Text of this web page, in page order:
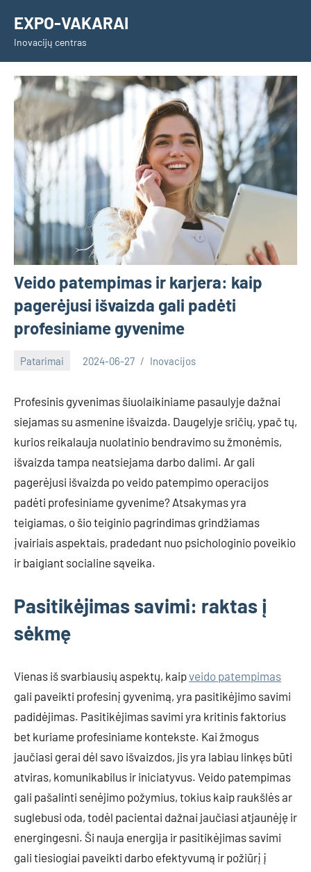
content
EXPO-VAKARAI
Inovacijų centras
Veido patempimas ir karjera: kaip
pagerėjusi išvaizda gali padėti
profesiniame gyvenime
Patarimai 2024-06-27 Inovacijos
Profesinis gyvenimas šiuolaikiniame pasaulyje dažnai
siejamas su asmenine išvaizda. Daugelyje sričių, ypač tų,
kurios reikalauja nuolatinio bendravimo su žmonėmis,
išvaizda tampa neatsiejama darbo dalimi. Ar gali
pagerėjusi išvaizda po veido patempimo operacijos
padėti profesiniame gyvenime? Atsakymas yra
teigiamas, o šio teiginio pagrindimas grindžiamas
įvairiais aspektais, pradedant nuo psichologinio poveikio
ir baigiant socialine sąveika.
Pasitikėjimas savimi: raktas į
sėkmę
Vienas iš svarbiausių aspektų, kaipveido patempimas
gali paveikti profesinį gyvenimą, yra pasitikėjimo savimi
padidėjimas. Pasitikėjimas savimi yra kritinis faktorius
bet kuriame profesiniame kontekste. Kai žmogus
jaučiasi gerai dėl savo išvaizdos, jis yra labiau linkęs būti
atviras, komunikabilus ir iniciatyvus. Veido patempimas
gali pašalinti senėjimo požymius, tokius kaip raukšlės ar
suglebusi oda, todėl pacientai dažnai jaučiasi atjaunėję ir
energingesni. Ši nauja energija ir pasitikėjimas savimi
gali tiesiogiai paveikti darbo efektyvumą ir požiūrį į